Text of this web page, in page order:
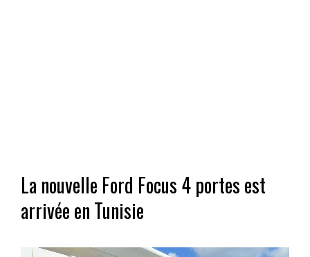
La nouvelle Ford Focus 4 portes est
arrivée en Tunisie